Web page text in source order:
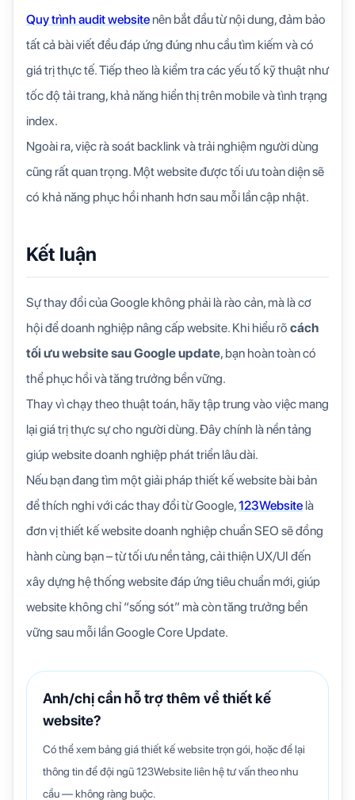
Quy trình audit website nên bắt đầu từ nội dung, đảm bảo
tất cả bài viết đều đáp ứng đúng nhu cầu tìm kiếm và có
giá trị thực tế. Tiếp theo là kiểm tra các yếu tố kỹ thuật như
tốc độ tải trang, khả năng hiển thị trên mobile và tình trạng
index.
Ngoài ra, việc rà soát backlink và trải nghiệm người dùng
cũng rất quan trọng. Một website được tối ưu toàn diện sẽ
có khả năng phục hồi nhanh hơn sau mỗi lần cập nhật.
Kết luận
Sự thay đổi của Google không phải là rào cản, mà là cơ
hội để doanh nghiệp nâng cấp website. Khi hiểu rõ cách
tối ưu website sau Google update, bạn hoàn toàn có
thể phục hồi và tăng trưởng bền vững.
Thay vì chạy theo thuật toán, hãy tập trung vào việc mang
lại giá trị thực sự cho người dùng. Đây chính là nền tảng
giúp website doanh nghiệp phát triển lâu dài.
Nếu bạn đang tìm một giải pháp thiết kế website bài bản
để thích nghi với các thay đổi từ Google,123Website là
đơn vị thiết kế website doanh nghiệp chuẩn SEO sẽ đồng
hành cùng bạn – từ tối ưu nền tảng, cải thiện UX/UI đến
xây dựng hệ thống website đáp ứng tiêu chuẩn mới, giúp
website không chỉ “sống sót” mà còn tăng trưởng bền
vững sau mỗi lần Google Core Update.
Anh/chị cần hỗ trợ thêm về thiết kế
website?
Có thể xem bảng giá thiết kế website trọn gói, hoặc để lại
thông tin để đội ngũ 123Website liên hệ tư vấn theo nhu
cầu — không ràng buộc.